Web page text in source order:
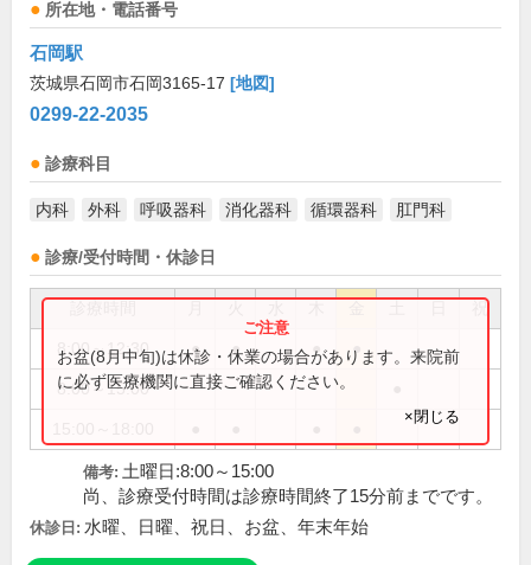
所在地・電話番号
石岡駅
茨城県石岡市石岡3165-17 [地図]
0299-22-2035
診療科目
内科 外科 呼吸器科 消化器科 循環器科 肛門科
診療/受付時間・休診日
祝
8:00～12:30 ● ● ● ●
8:00～15:00
お盆(8月中旬)は休診・休業の場合があります。来院前
に必ず医療機関に直接ご確認ください。
×閉じる
備考: 土曜日:8:00～15:00
尚、診療受付時間は診療時間終了15分前までです。
休診日: 水曜、日曜、祝日、お盆、年末年始